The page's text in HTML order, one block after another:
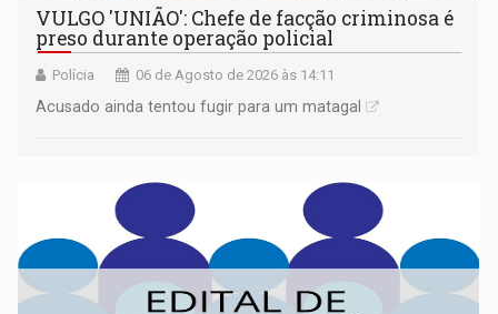
VULGO 'UNIÃO': Chefe de facção criminosa é
preso durante operação policial
Polícia 06 de Agosto de 2026 às 14:11
Acusado ainda tentou fugir para um matagal